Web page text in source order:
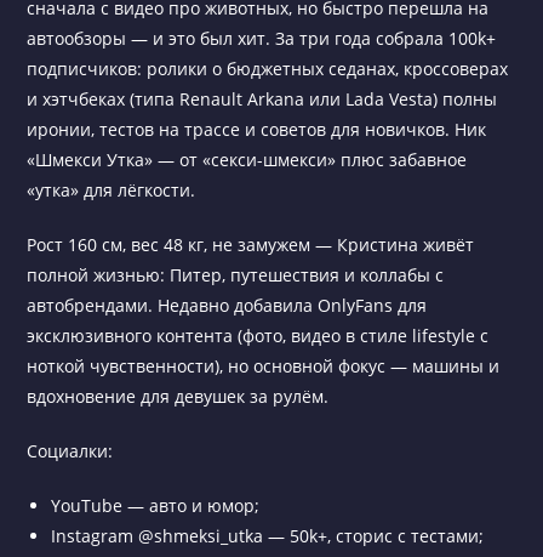
сначала с видео про животных, но быстро перешла на
автообзоры — и это был хит. За три года собрала 100k+
подписчиков: ролики о бюджетных седанах, кроссоверах
и хэтчбеках (типа Renault Arkana или Lada Vesta) полны
иронии, тестов на трассе и советов для новичков. Ник
«Шмекси Утка» — от «секси-шмекси» плюс забавное
«утка» для лёгкости.
Рост 160 см, вес 48 кг, не замужем — Кристина живёт
полной жизнью: Питер, путешествия и коллабы с
автобрендами. Недавно добавила OnlyFans для
эксклюзивного контента (фото, видео в стиле lifestyle с
ноткой чувственности), но основной фокус — машины и
вдохновение для девушек за рулём.
Социалки:
YouTube — авто и юмор;
Instagram @shmeksi_utka — 50k+, сторис с тестами;